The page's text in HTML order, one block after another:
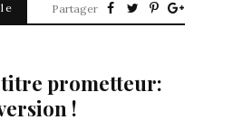
Partager
prometteur:
!